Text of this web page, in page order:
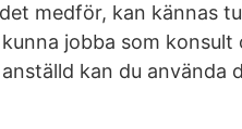
medför, kan kännas
jobba som konsult
kan du använda